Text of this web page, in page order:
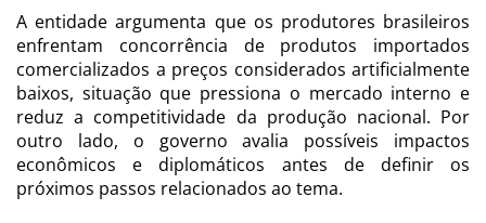
A entidade argumenta que os produtores brasileiros
enfrentam concorrência de produtos importados
comercializados a preços considerados artificialmente
baixos, situação que pressiona o mercado interno e
reduz a competitividade da produção nacional. Por
outro lado, o governo avalia possíveis impactos
econômicos e diplomáticos antes de definir os
próximos passos relacionados ao tema.